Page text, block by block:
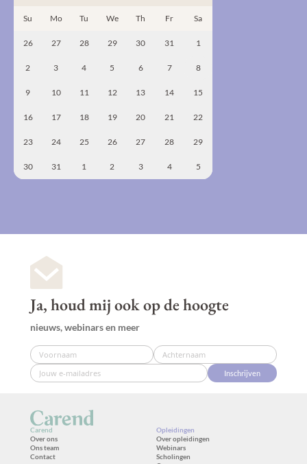
Su Mo Tu We Th Fr Sa
26 27 28 29 30 31 1
2 3 4 5 6 7 8
9 10 11 12 13 14 15
16 17 18 19 20 21 22
23 24 25 26 27 28 29
30 31 1 2 3 4 5
Ja, houd mij ook op de hoogte
nieuws, webinars en meer
Inschrijven
Carend
Over ons
Ons team
Contact
Opleidingen
Over opleidingen
Webinars
Scholingen